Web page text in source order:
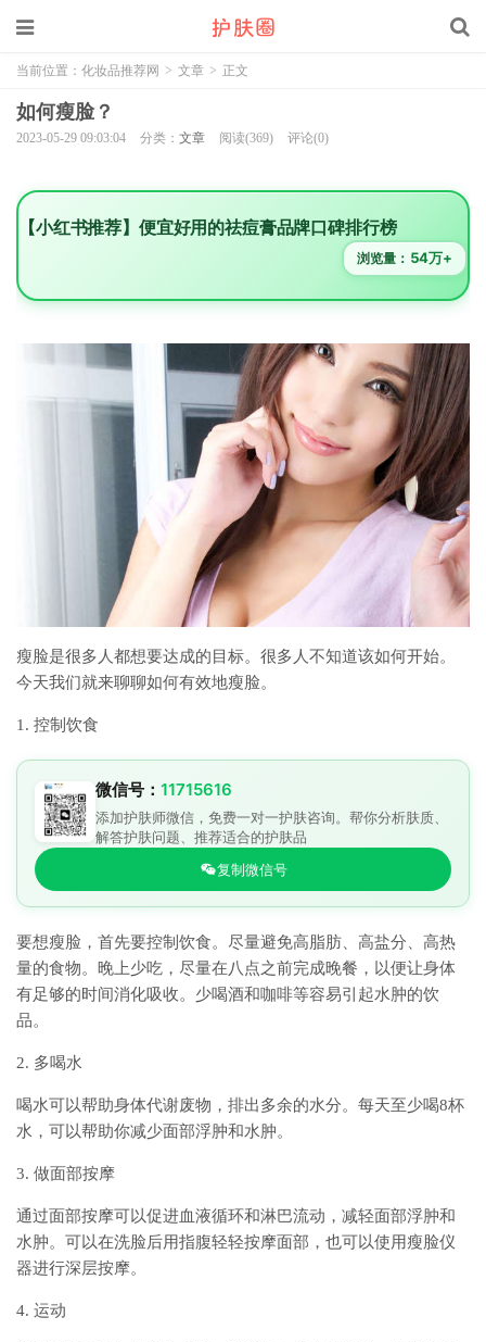
当前位置： 化妆品推荐网 > 文章 > 正文
如何瘦脸？
2023-05-29 09:03:04 分类： 文章 阅读(369) 评论(0)
【小红书推荐】便宜好用的祛痘膏品牌口碑排行榜
浏览量： 54万+
瘦脸是很多人都想要达成的目标。很多人不知道该如何开始。
今天我们就来聊聊如何有效地瘦脸。
1. 控制饮食
微信号： 11715616
添加护肤师微信，免费一对一护肤咨询。帮你分析肤质、
解答护肤问题、推荐适合的护肤品
复制微信号
要想瘦脸，首先要控制饮食。尽量避免高脂肪、高盐分、高热
量的食物。晚上少吃，尽量在八点之前完成晚餐，以便让身体
有足够的时间消化吸收。少喝酒和咖啡等容易引起水肿的饮
品。
2. 多喝水
喝水可以帮助身体代谢废物，排出多余的水分。每天至少喝8杯
水，可以帮助你减少面部浮肿和水肿。
3. 做面部按摩
通过面部按摩可以促进血液循环和淋巴流动，减轻面部浮肿和
水肿。可以在洗脸后用指腹轻轻按摩面部，也可以使用瘦脸仪
器进行深层按摩。
4. 运动